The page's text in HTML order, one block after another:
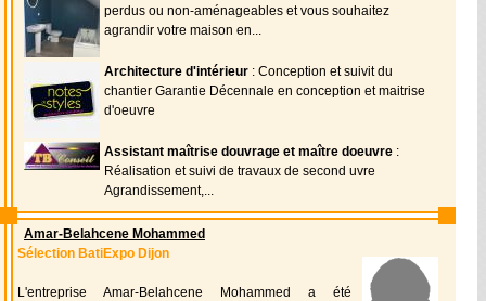
perdus ou non-aménageables et vous souhaitez
agrandir votre maison en...
Architecture d'intérieur : Conception et suivit du
chantier Garantie Décennale en conception et maitrise
d'oeuvre
Assistant maîtrise douvrage et maître doeuvre :
Réalisation et suivi de travaux de second uvre
Agrandissement,...
Amar-Belahcene Mohammed
Sélection BatiExpo Dijon
L'entreprise Amar-Belahcene Mohammed a été